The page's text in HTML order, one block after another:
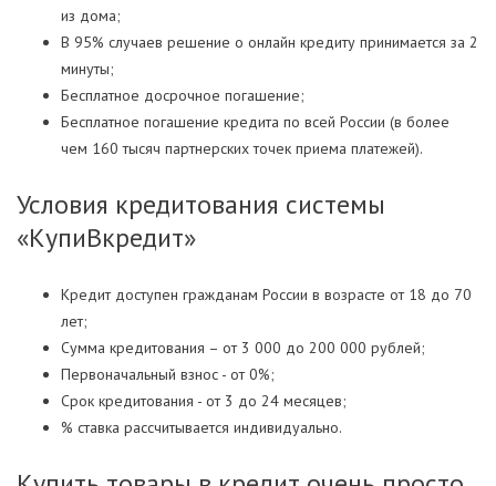
из дома;
В 95% случаев решение о онлайн кредиту принимается за 2
минуты;
Бесплатное досрочное погашение;
Бесплатное погашение кредита по всей России (в более
чем 160 тысяч партнерских точек приема платежей).
Условия кредитования системы
«КупиВкредит»
Кредит доступен гражданам России в возрасте от 18 до 70
лет;
Сумма кредитования – от 3 000 до 200 000 рублей;
Первоначальный взнос - от 0%;
Срок кредитования - от 3 до 24 месяцев;
% ставка рассчитывается индивидуально.